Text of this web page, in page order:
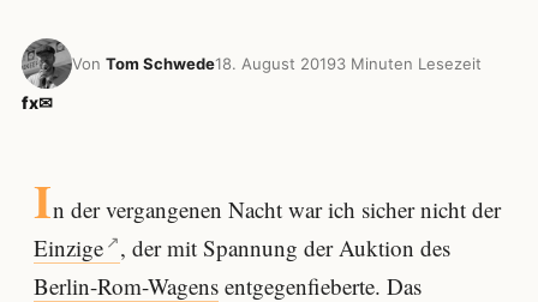
Von Tom Schwede18. August 20193 Minuten Lesezeit
fx✉
In der vergangenen Nacht war ich sicher nicht der
Einzige , der mit Spannung der Auktion des
Berlin-Rom-Wagens entgegenfieberte. Das